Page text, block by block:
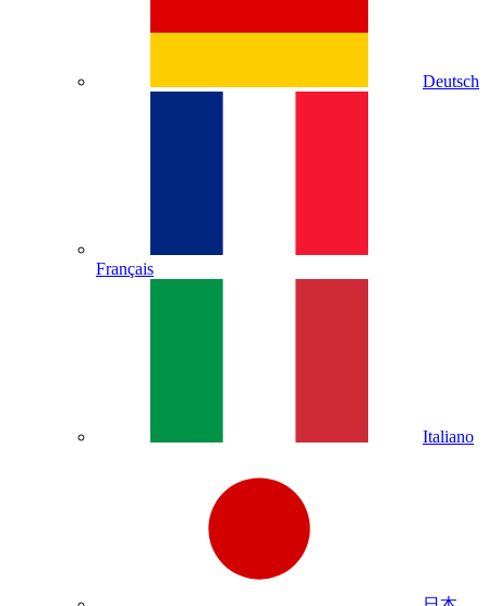
Deutsch
Français
Italiano